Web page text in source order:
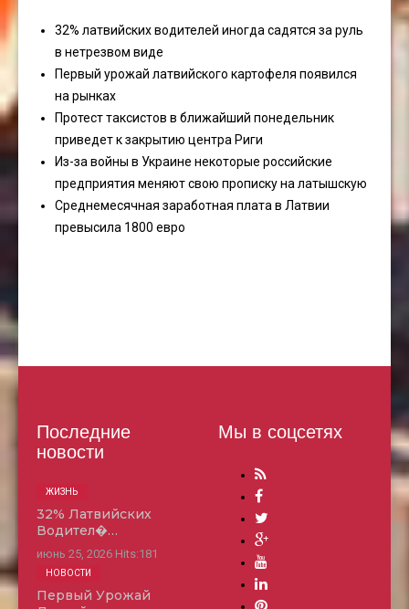
32% латвийских водителей иногда садятся за руль
в нетрезвом виде
Первый урожай латвийского картофеля появился
на рынках
Протест таксистов в ближайший понедельник
приведет к закрытию центра Риги
Из-за войны в Украине некоторые российские
предприятия меняют свою прописку на латышскую
Среднемесячная заработная плата в Латвии
превысила 1800 евро
Последние
новости
32% Латвийских
Водител�…
июнь 25, 2026 Hits:181
ЖИЗНЬ
Первый Урожай
НОВОСТИ
Мы в соцсетях